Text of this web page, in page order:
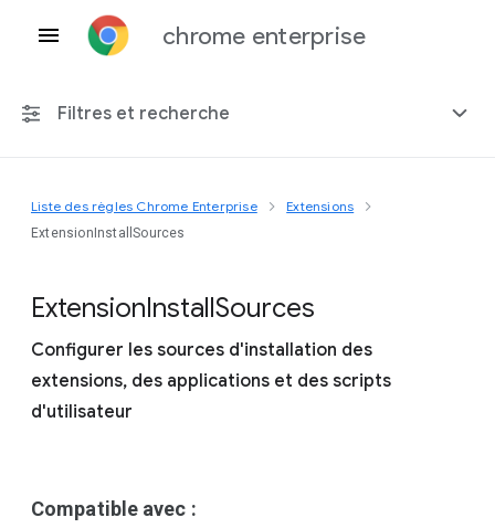
chrome enterprise
Filtres et recherche
Toute plate-forme
Inclure les règles obsolètes
Liste des règles Chrome Enterprise Extensions
ExtensionInstallSources
ExtensionInstallSources
Configurer les sources d'installation des
extensions, des applications et des scripts
d'utilisateur
Compatible avec :